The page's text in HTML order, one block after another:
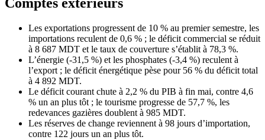
Comptes extérieurs
Les exportations progressent de 10 % au premier semestre, les
importations reculent de 0,6 % ; le déficit commercial se réduit
à 8 687 MDT et le taux de couverture s’établit à 78,3 %.
L’énergie (-31,5 %) et les phosphates (-3,4 %) reculent à
l’export ; le déficit énergétique pèse pour 56 % du déficit total
à 4 892 MDT.
Le déficit courant chute à 2,2 % du PIB à fin mai, contre 4,6
% un an plus tôt ; le tourisme progresse de 57,7 %, les
redevances gazières doublent à 985 MDT.
Les réserves de change reviennent à 98 jours d’importation,
contre 122 jours un an plus tôt.